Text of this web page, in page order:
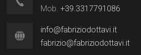
Mob. +39.3317791086
info@fabriziodottavi.it
fabrizio@fabriziodottavi.it